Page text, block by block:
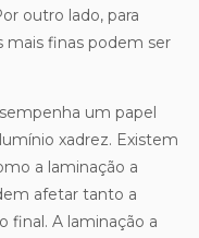
outro lado, para
mais finas podem ser
um papel
xadrez. Existem
a laminação a
afetar tanto a
final. A laminação a